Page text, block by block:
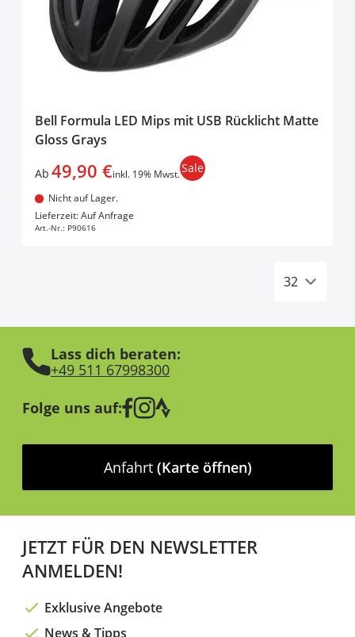
Bell Formula LED Mips mit USB Rücklicht Matte
Gloss Grays
Ab 49,90 €inkl. 19% Mwst.Sale
Nicht auf Lager.
Lieferzeit: Auf Anfrage
Art.-Nr.: P90616
In den Warenkorb
Lass dich beraten:
+49 511 67998300
Folge uns auf:
Anfahrt (Karte öffnen)
JETZT FÜR DEN NEWSLETTER
ANMELDEN!
Exklusive Angebote
News & Tipps